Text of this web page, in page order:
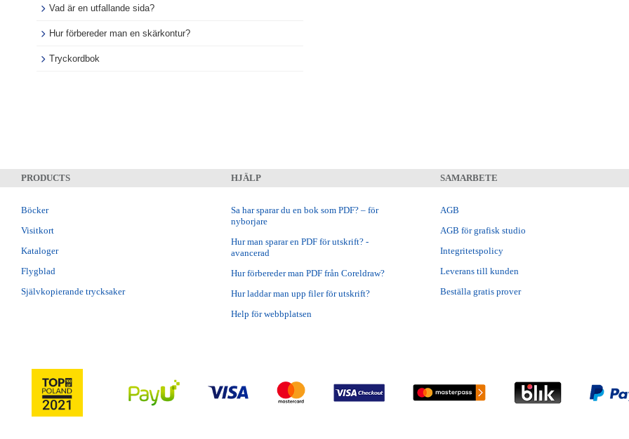
Vad är en utfallande sida?
Hur förbereder man en skärkontur?
Tryckordbok
PRODUCTS
Böcker
Visitkort
Kataloger
Flygblad
Självkopierande trycksaker
HJÄLP
Sa har sparar du en bok som PDF? – för
nyborjare
Hur man sparar en PDF för utskrift? -
avancerad
Hur förbereder man PDF från Coreldraw?
Hur laddar man upp filer för utskrift?
Help för webbplatsen
SAMARBETE
AGB
AGB för grafisk studio
Integritetspolicy
Leverans till kunden
Beställa gratis prover